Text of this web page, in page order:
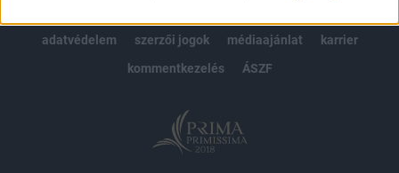
adatvédelem
szerzői jogok médiaajánlat
karrier
kommentkezelés
ÁSZF